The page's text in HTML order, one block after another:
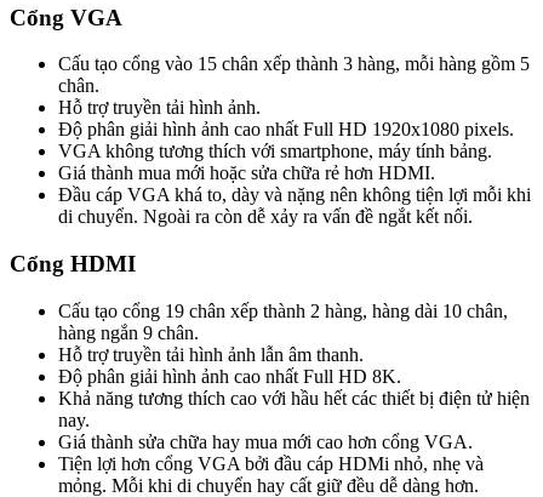
Cổng VGA
Cấu tạo cổng vào 15 chân xếp thành 3 hàng, mỗi hàng gồm 5
chân.
Hỗ trợ truyền tải hình ảnh.
Độ phân giải hình ảnh cao nhất Full HD 1920x1080 pixels.
VGA không tương thích với smartphone, máy tính bảng.
Giá thành mua mới hoặc sửa chữa rẻ hơn HDMI.
Đầu cáp VGA khá to, dày và nặng nên không tiện lợi mỗi khi
di chuyển. Ngoài ra còn dễ xảy ra vấn đề ngắt kết nối.
Cổng HDMI
Cấu tạo cổng 19 chân xếp thành 2 hàng, hàng dài 10 chân,
hàng ngắn 9 chân.
Hỗ trợ truyền tải hình ảnh lẫn âm thanh.
Độ phân giải hình ảnh cao nhất Full HD 8K.
Khả năng tương thích cao với hầu hết các thiết bị điện tử hiện
nay.
Giá thành sửa chữa hay mua mới cao hơn cổng VGA.
Tiện lợi hơn cổng VGA bởi đầu cáp HDMi nhỏ, nhẹ và
mỏng. Mỗi khi di chuyển hay cất giữ đều dễ dàng hơn.